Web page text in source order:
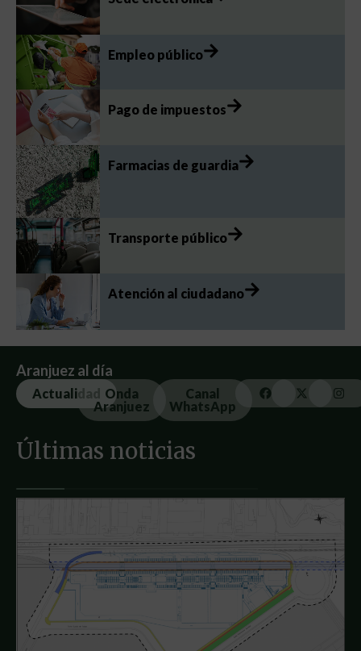
Empleo público
Pago de impuestos
Farmacias de guardia
Transporte público
Atención al ciudadano
Aranjuez al día
Actualidad Onda
Aranjuez
Canal
WhatsApp
Últimas noticias